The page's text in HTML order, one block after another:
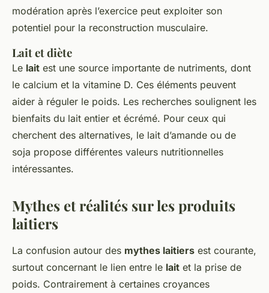
modération après l’exercice peut exploiter son
potentiel pour la reconstruction musculaire.
Lait et diète
Le lait est une source importante de nutriments, dont
le calcium et la vitamine D. Ces éléments peuvent
aider à réguler le poids. Les recherches soulignent les
bienfaits du lait entier et écrémé. Pour ceux qui
cherchent des alternatives, le lait d’amande ou de
soja propose différentes valeurs nutritionnelles
intéressantes.
Mythes et réalités sur les produits
laitiers
La confusion autour des mythes laitiers est courante,
surtout concernant le lien entre le lait et la prise de
poids. Contrairement à certaines croyances